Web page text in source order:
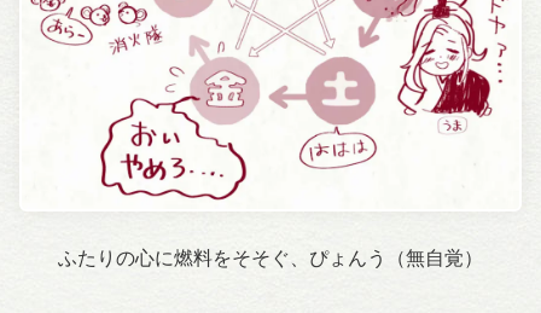
ふたりの心に燃料をそそぐ、ぴょんう（無自覚）